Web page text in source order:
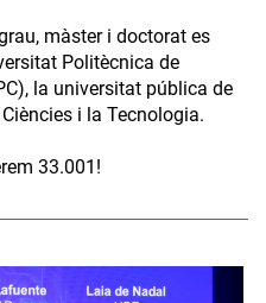
màster i doctorat es
Politècnica de
la universitat pública de
i la Tecnologia.
33.001!